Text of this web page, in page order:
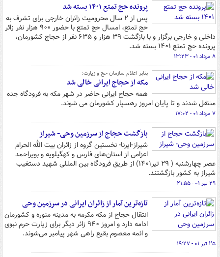
پرونده حج تمتع ۱۴۰۱ بسته شد
پس از ۲ سال محرومیت زائران خارجی برای تشرف به
حج تمتع، امسال حج تمتع با حضور ۹۰۰ هزار نفر زائر
داخلی و خارجی برگزار و با بازگشت ۳۹ هزار و ۶۳۵ نفر از حجاج کشورمان،
پرونده حج تمتع ۱۴۰۱ بسته شد.
۸ مرداد ۰۱ - ۱۳:۲۳
بنابر اعلام سازمان حج و زیارت؛
مکه از حجاج ایرانی خالی شد
همه حجاج ایرانی حاضر در شهر مکه به فرودگاه جده
منتقل شدند و تا پایان امروز رهسپار کشورمان می شوند.
۷ مرداد ۰۱ - ۱۷:۰۲
بازگشت حجاج از سرزمین وحی- شیراز
شیراز-ایرنا- نخستین گروه از زائران بیت الله الحرام
اعزامی از استان‌های فارس و کهگیلویه و بویراحمد
عصر چهارشنبه ( ۲۹ تیر۱۴۰۱) از طریق فرودگاه بین المللی شهید دستغیب
شیراز به کشور بازگشتند.
۲۹ تیر ۰۱ - ۲۱:۵۵
تازه‌ترین آمار از زائران ایرانی در سرزمین وحی
انتقال حجاج از مکه مکرمه به مدینه منوره و کشورمان
ادامه دارد و امروز ۹۴۰ زائر دیگر برای زیارت حرم نبوی
و ائمه معصوم بقیع راهی شهر پیامبر می‌شوند.
۲۵ تیر ۰۱ - ۱۹:۲۷